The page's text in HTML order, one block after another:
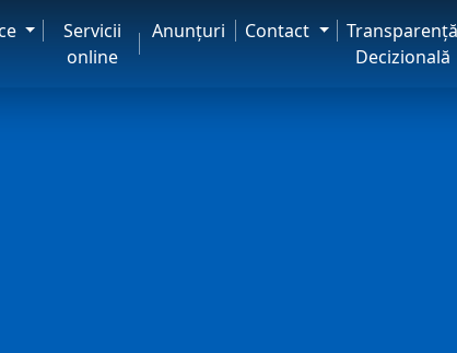
Servicii
online
Anunţuri Contact
Transparență
Decizională